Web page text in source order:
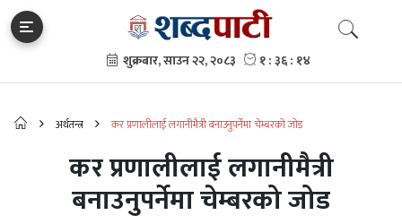
अर्थतन्त्र कर प्रणालीलाई लगानीमैत्री बनाउनुपर्नेमा चेम्बरको जोड
कर प्रणालीलाई लगानीमैत्री
बनाउनुपर्नेमा चेम्बरको जोड